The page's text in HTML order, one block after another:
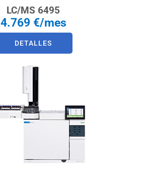
LC/MS 6495
4.769 €/mes
DETALLES